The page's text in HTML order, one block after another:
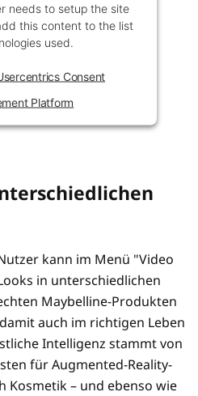
needs to setup the site
this content to the list
used.
Consent
Platform
kann im Menü "Video
in unterschiedlichen
Maybelline-Produkten
auch im richtigen Leben
Intelligenz stammt von
für Augmented-Reality-
Kosmetik – und ebenso wie